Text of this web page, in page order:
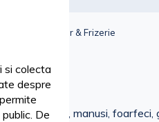
Accesorii Coafor & Frizerie
de par, manusi,
si colecta
despre
De